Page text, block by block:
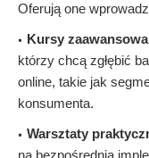
Oferują one
Kursy
którzy chcą zgłębić
online, takie jak
konsumenta.
Warsztaty